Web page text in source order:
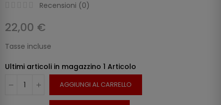
Recensioni (0)
22,00 €
Tasse incluse
Ultimi articoli in magazzino 1 Articolo
AGGIUNGI AL CARRELLO